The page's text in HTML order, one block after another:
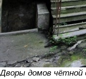
Дворы домов